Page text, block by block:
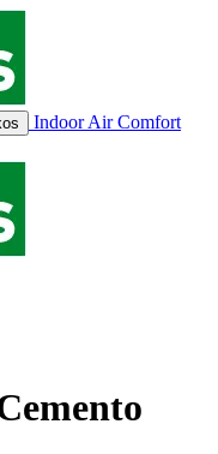
Indoor Air Comfort